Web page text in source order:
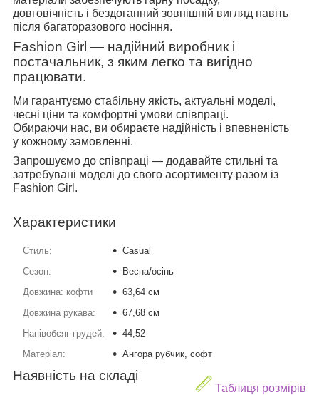
довговічність і бездоганний зовнішній вигляд навіть
після багаторазового носіння.
Fashion Girl — надійний виробник і
постачальник, з яким легко та вигідно
працювати.
Ми гарантуємо стабільну якість, актуальні моделі,
чесні ціни та комфортні умови співпраці.
Обираючи нас, ви обираєте надійність і впевненість
у кожному замовленні.
Запрошуємо до співпраці — додавайте стильні та
затребувані моделі до свого асортименту разом із
Fashion Girl.
Характеристики
Стиль:
Casual
Сезон:
Весна/осінь
Довжина: кофти
63,64 см
Довжина рукава:
67,68 см
Напівобсяг грудей:
44,52
Матеріал:
Ангора рубчик, софт
Таблиця розмірів
Наявність на складі